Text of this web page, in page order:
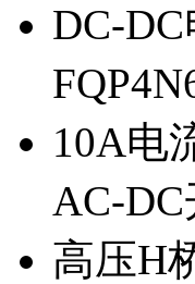
DC-
10A电
AC-
高压H